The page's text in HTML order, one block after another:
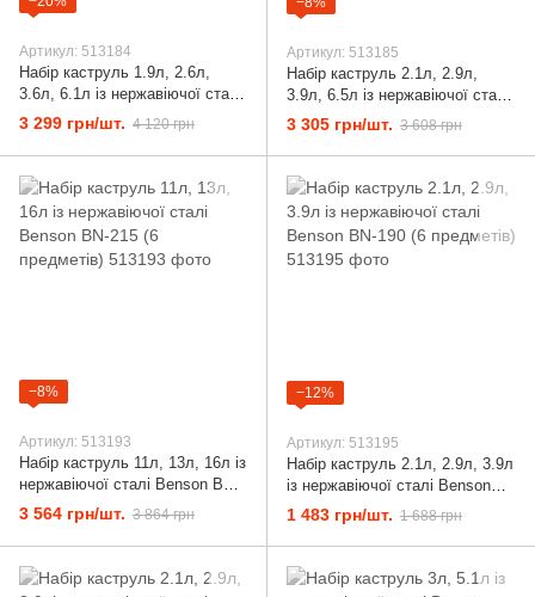
Артикул: 513184
Набір каструль 1.9л, 2.6л,
3.6л, 6.1л із нержавіючої сталі
Benson BN-293 (12 предметів)
3 299 грн/шт. 4 120 грн
Артикул: 513185
Набір каструль 2.1л, 2.9л,
3.9л, 6.5л із нержавіючої сталі
Benson BN-197 (18 предметів)
3 305 грн/шт. 3 608 грн
−8%
Артикул: 513193
Набір каструль 11л, 13л, 16л із
нержавіючої сталі Benson BN-
215 (6 предметів)
3 564 грн/шт. 3 864 грн
−12%
Артикул: 513195
Набір каструль 2.1л, 2.9л, 3.9л
із нержавіючої сталі Benson
BN-190 (6 предметів)
1 483 грн/шт. 1 688 грн